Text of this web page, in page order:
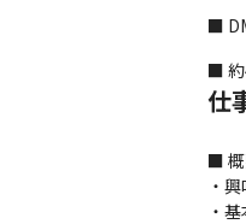
■
■ 約
仕
■
・
・